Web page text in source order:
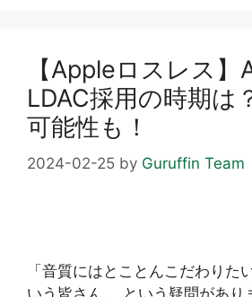
【Appleロスレス】
LDAC採用の時期は
可能性も！
2024-02-25 by Guruffin Team
「音質にはとことんこだわり
いう皆さん。 という疑問があり